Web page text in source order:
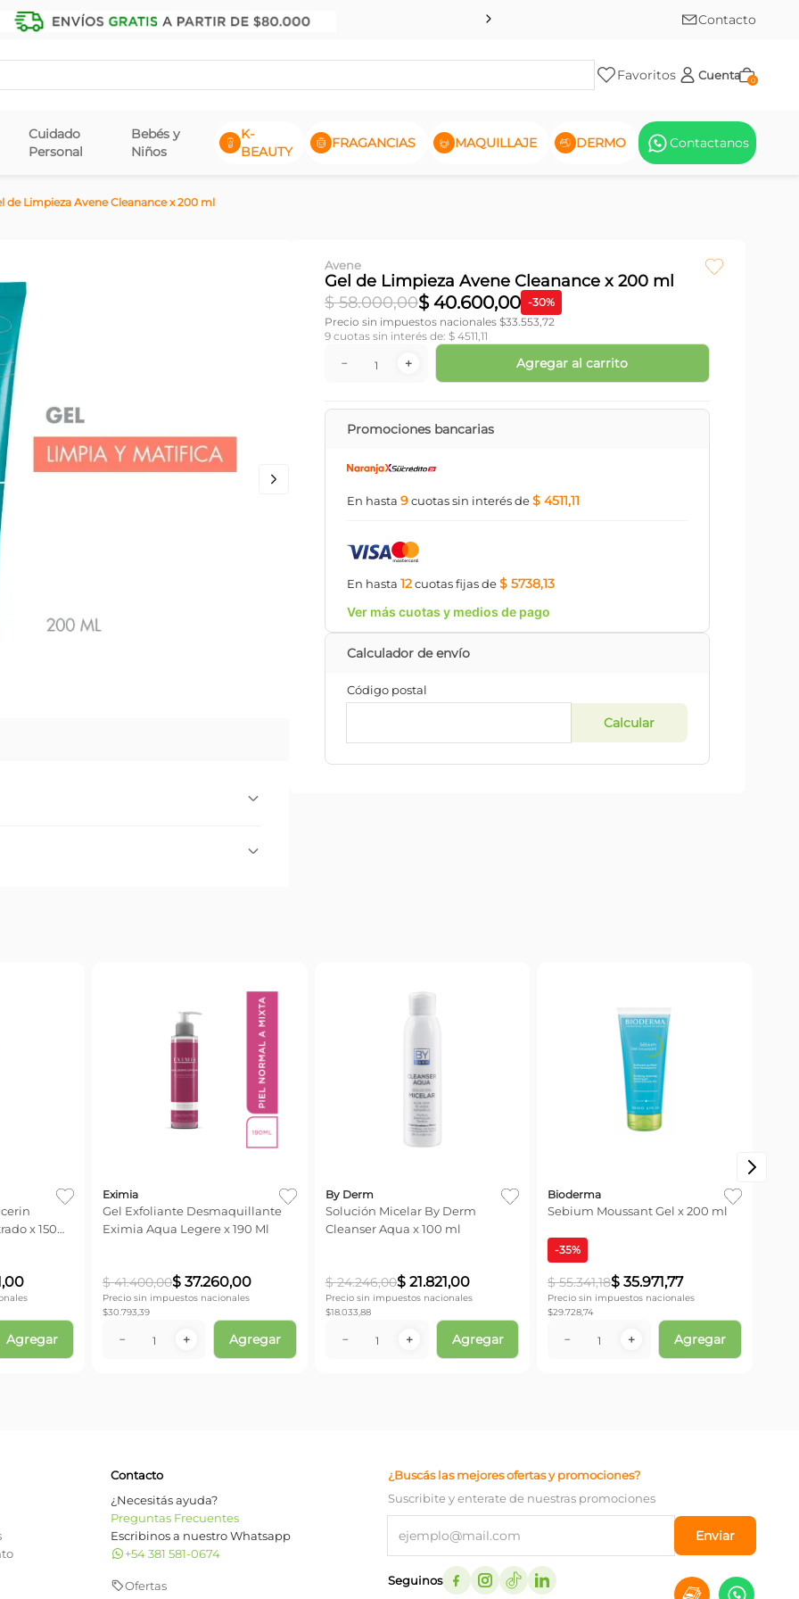
Contacto
Favoritos Cuenta 0
Cuidado
Personal
Bebés y
Niños
K-
BEAUTY
FRAGANCIAS MAQUILLAJE DERMO Contactanos
de Limpieza Avene Cleanance x 200 ml
Limpia, matifica la piel y ayuda a
un poco de agua o directamente
haga espuma. Luego, enjuagar bien y
Avene
Gel de Limpieza Avene Cleanance x 200 ml
$ 58.000,00$ 40.600,00 -30%
Precio sin impuestos nacionales $33.553,72
9cuotas sin interés de: $ 4511,11
＋
－ Agregar al carrito
Promociones bancarias
En hasta 9cuotassin interésde$ 4511,11
En hasta 12cuotasfijasde$ 5738,13
Ver más cuotas y medios de pago
Código postal
x 150
,00
Agregar
Eximia
Gel Exfoliante Desmaquillante
Eximia Aqua Legere x 190 Ml
$ 41.400,00$ 37.260,00
Precio sin impuestos nacionales
$30.793,39
＋
－ Agregar
By Derm
Solución Micelar By Derm
Cleanser Aqua x 100 ml
$ 24.246,00$ 21.821,00
Precio sin impuestos nacionales
$18.033,88
＋
－ Agregar
Bioderma
Sebium Moussant Gel x 200 ml
-35%
$ 55.341,18$ 35.971,77
Precio sin impuestos nacionales
$29.728,74
＋
－ Agregar
Contacto
¿Necesitás ayuda?
Preguntas Frecuentes
Escribinos a nuestro Whatsapp
+54 381 581-0674
Ofertas
¿Buscás las mejores ofertas y promociones?
Suscribite y enterate de nuestras promociones
Enviar
Seguinos